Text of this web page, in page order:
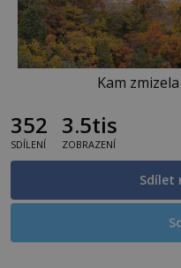
Kam
352
SDÍLENÍ
3.5tis
ZOBRAZENÍ
Sdílet